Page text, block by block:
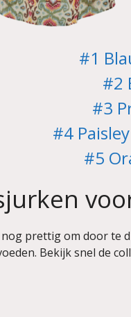
#1
#2
#3
#4
#5
prettig om door te
Bekijk snel de